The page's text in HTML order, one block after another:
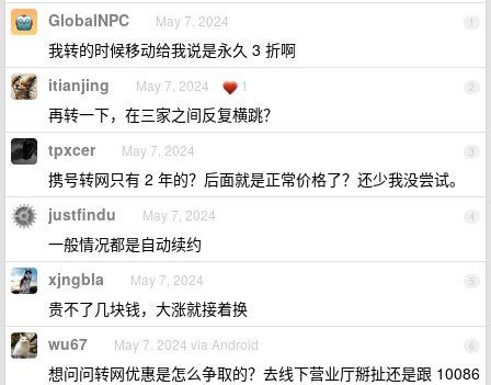
1
GlobalNPC May 7, 2024
我转的时候移动给我说是永久 3 折啊
2
itianjing May 7, 2024 1
再转一下，在三家之间反复横跳？
3
tpxcer May 7, 2024
携号转网只有 2 年的？后面就是正常价格了？还少我没尝试。
4
justfindu May 7, 2024
一般情况都是自动续约
5
xjngbla May 7, 2024
贵不了几块钱，大涨就接着换
6
wu67 May 7, 2024 via Android
想问问转网优惠是怎么争取的？去线下营业厅掰扯还是跟 10086